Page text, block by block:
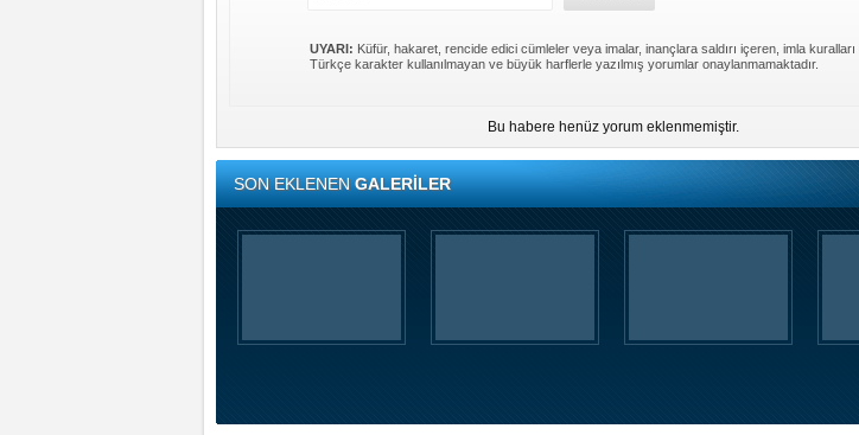
UYARI: Küfür, hakaret, rencide edici cümleler veya imalar, inançlara saldırı içeren, imla kuralları
Türkçe karakter kullanılmayan ve büyük harflerle yazılmış yorumlar onaylanmamaktadır.
Bu habere henüz yorum eklenmemiştir.
SON EKLENENGALERİLER